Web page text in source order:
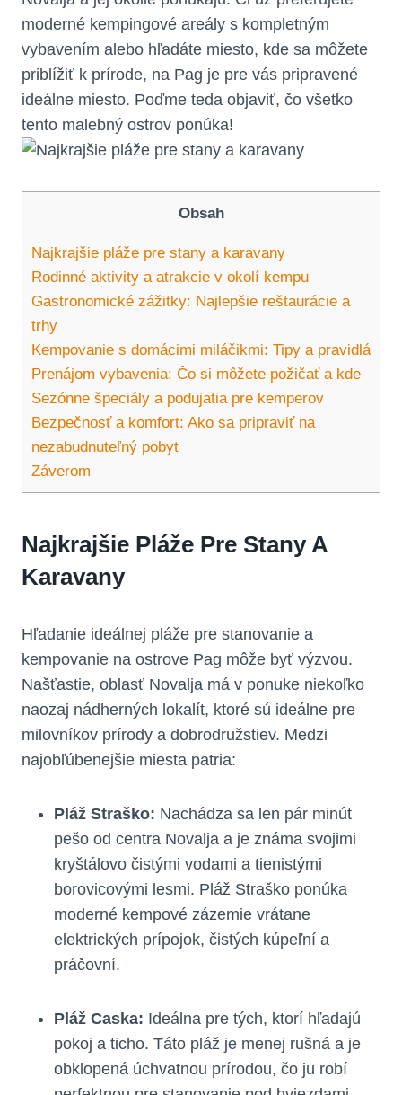
moderné kempingové areály s kompletným
vybavením alebo hľadáte miesto, kde sa môžete
priblížiť k prírode, na Pag je pre vás pripravené
ideálne miesto. Poďme teda objaviť, čo všetko
tento malebný ostrov ponúka!
Obsah
Najkrajšie pláže pre stany a karavany
Rodinné aktivity a atrakcie v okolí kempu
Gastronomické zážitky: Najlepšie reštaurácie a
trhy
Kempovanie s domácimi miláčikmi: Tipy a pravidlá
Prenájom vybavenia: Čo si môžete požičať a kde
Sezónne špeciály a podujatia pre kemperov
Bezpečnosť a komfort: Ako sa pripraviť na
nezabudnuteľný pobyt
Záverom
Najkrajšie Pláže Pre Stany A
Karavany
Hľadanie ideálnej pláže pre stanovanie a
kempovanie na ostrove Pag môže byť výzvou.
Našťastie, oblasť Novalja má v ponuke niekoľko
naozaj nádherných lokalít, ktoré sú ideálne pre
milovníkov prírody a dobrodružstiev. Medzi
najobľúbenejšie miesta patria:
Pláž Straško: Nachádza sa len pár minút
pešo od centra Novalja a je známa svojimi
kryštálovo čistými vodami a tienistými
borovicovými lesmi. Pláž Straško ponúka
moderné kempové zázemie vrátane
elektrických prípojok, čistých kúpeľní a
práčovní.
Pláž Caska: Ideálna pre tých, ktorí hľadajú
pokoj a ticho. Táto pláž je menej rušná a je
obklopená úchvatnou prírodou, čo ju robí